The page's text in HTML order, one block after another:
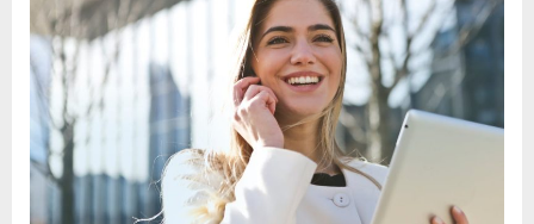
bejegyzéshez